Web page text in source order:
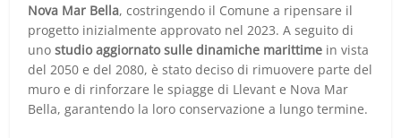
Nova Mar Bella, costringendo il Comune a ripensare il
progetto inizialmente approvato nel 2023. A seguito di
unostudio aggiornato sulle dinamiche marittime in vista
del 2050 e del 2080, è stato deciso di rimuovere parte del
muro e di rinforzare le spiagge di Llevant e Nova Mar
Bella, garantendo la loro conservazione a lungo termine.